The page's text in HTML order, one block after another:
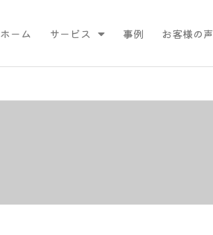
ホーム サービス 事例 お客様の声